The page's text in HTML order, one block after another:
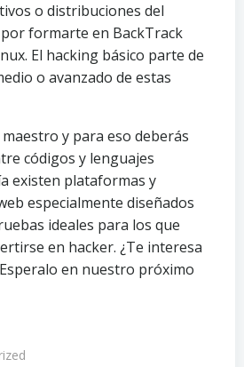
o distribuciones del
por formarte en BackTrack
El hacking básico parte de
o avanzado de estas
y para eso deberás
códigos y lenguajes
existen plataformas y
especialmente diseñados
ideales para los que
en hacker. ¿Te interesa
en nuestro próximo